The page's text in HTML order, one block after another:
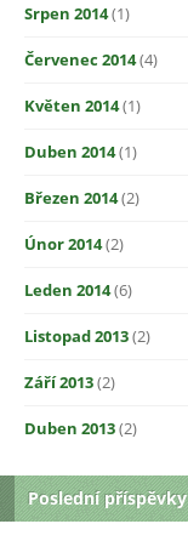
Srpen 2014(1)
Červenec 2014(4)
Květen 2014(1)
Duben 2014(1)
Březen 2014(2)
Únor 2014(2)
Leden 2014(6)
Listopad 2013(2)
Září 2013(2)
Duben 2013(2)
Poslední příspěvky